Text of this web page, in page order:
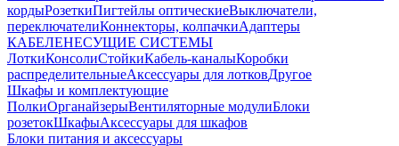
кордыРозеткиПигтейлы оптическиеВыключатели,
переключателиКоннекторы, колпачкиАдаптеры
КАБЕЛЕНЕСУЩИЕ СИСТЕМЫ
ЛоткиКонсолиСтойкиКабель-каналыКоробки
распределительныеАксессуары для лотковДругое
Шкафы и комплектующие
ПолкиОрганайзерыВентиляторные модулиБлоки
розетокШкафыАксессуары для шкафов
Блоки питания и аксессуары